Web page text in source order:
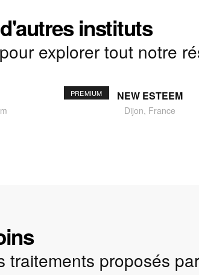
instituts
explorer tout notre
PREMIUM NEW ESTEEM
Dijon, France
traitements proposés